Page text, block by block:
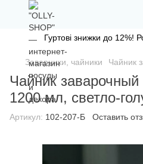
Гуртові знижки до 12%!
Заварники, чайники Чайник
Чайник
1200 мл, светло-
Артикул: 102-207-Б Оставить